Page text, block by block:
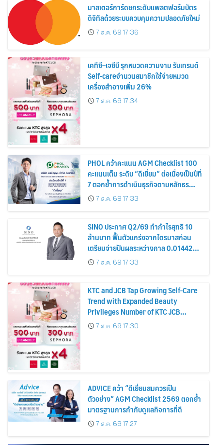
มาสเตอร์การ์ดยกระดับแพลตฟอร์มบัตร
ดิจิทัลด้วยระบบควบคุมความปลอดภัยใหม่
7 ส.ค. 69 17:36
เคทีซี–เจซีบี รุกหมวดความงาม รับเทรนด์
Self-careจำนวนสมาชิกใช้จ่ายหมวด
เครื่องสำอางเพิ่ม 26%
7 ส.ค. 69 17:34
PHOL คว้าคะแนน AGM Checklist 100
คะแนนเต็ม ระดับ “ดีเยี่ยม” ต่อเนื่องเป็นปีที่
7 ตอกย้ำการดำเนินธุรกิจตามหลักธร
รมาภิบาล โปร่งใส สร้างความเชื่อมั่นผู้ถือ
หุ้น
7 ส.ค. 69 17:33
SINO ประกาศ Q2/69 ทำกำไรสุทธิ 10
ล้านบาท ฟื้นตัวแกร่งจากไตรมาสก่อน
เตรียมจ่ายปันผลระหว่างกาล 0.014423
บาทต่อหุ้น ครึ่งปีหลังมุ่งเติบโตต่อเนื่อง
7 ส.ค. 69 17:33
KTC and JCB Tap Growing Self-Care
Trend with Expanded Beauty
Privileges Number of KTC JCB
Cardmembers Spending on
Cosmetics Rises 26%
7 ส.ค. 69 17:30
ADVICE คว้า “ดีเยี่ยมสมควรเป็น
ตัวอย่าง” AGM Checklist 2569 ตอกย้ำ
มาตรฐานการกำกับดูแลกิจการที่ดี
7 ส.ค. 69 17:27